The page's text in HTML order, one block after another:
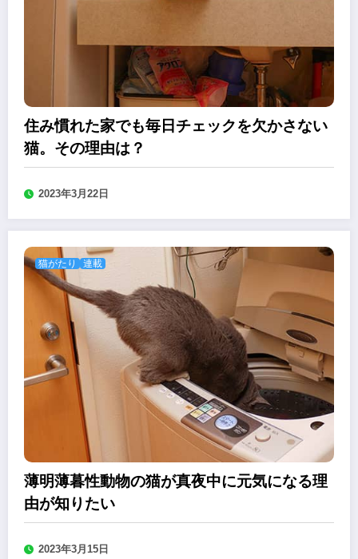
住み慣れた家でも毎日チェックを欠かさない
猫。その理由は？
2023年3月22日
猫がたり 連載
薄明薄暮性動物の猫が真夜中に元気になる理
由が知りたい
2023年3月15日